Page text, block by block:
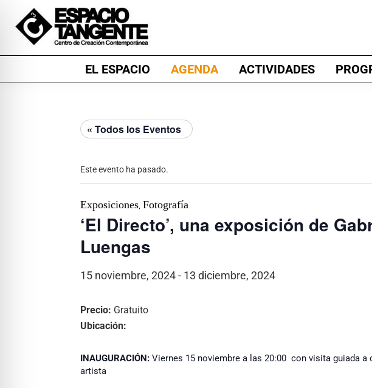
primary
footer
Espacio
EL ESPACIO AGENDA ACTIVIDADES
« Todos los Eventos
Este evento ha pasado.
Exposiciones, Fotografía
‘El Directo’, una exposición de
Luengas
15 noviembre, 2024- 13 diciembre, 2024
Precio: Gratuito
Ubicación:
INAUGURACIÓN: Viernes 15 noviembre a las 20:00 con visita guiada a
artista